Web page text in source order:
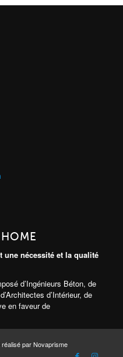
une nécessité et la qualité
d’Ingénieurs Béton, de
d’Intérieur, de
en faveur de
par Novaprisme